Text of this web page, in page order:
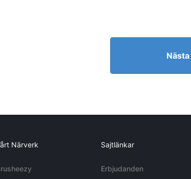
Närverk Sajtlänkar
Erbjudanden